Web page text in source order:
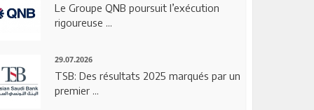
Le Groupe QNB poursuit l’exécution
rigoureuse ...
29.07.2026
TSB: Des résultats 2025 marqués par un
premier ...